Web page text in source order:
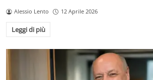
Alessio Lento 12 Aprile 2026
Leggi di più